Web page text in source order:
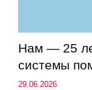
Нам — 25
системы
29.06.2026